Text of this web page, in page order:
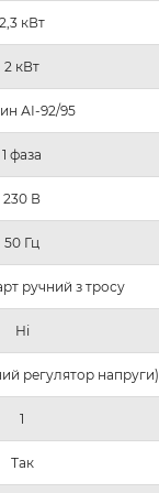
2,3 кВт
2 кВт
АІ-92/95
1 фаза
230 В
50 Гц
ручний з тросу
Ні
регулятор напруги)
1
Так